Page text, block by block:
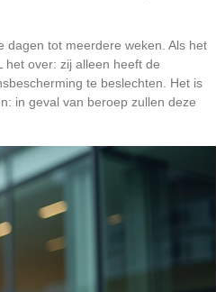
dagen tot meerdere weken. Als het
het over: zij alleen heeft de
te beslechten. Het is
in geval van beroep zullen deze